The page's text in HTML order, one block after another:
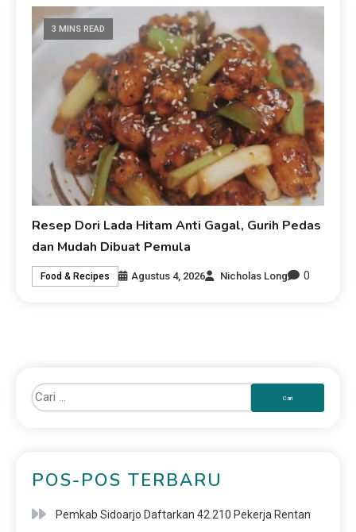
3 MINS READ
Resep Dori Lada Hitam Anti Gagal, Gurih Pedas
dan Mudah Dibuat Pemula
Food & Recipes Agustus 4, 2026 Nicholas Long 0
POS-POS TERBARU
Pemkab Sidoarjo Daftarkan 42.210 Pekerja Rentan